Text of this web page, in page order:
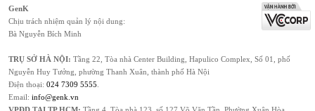
GenK
Chịu trách nhiệm quản lý nội dung:
Bà Nguyễn Bích Minh
TRỤ SỞ HÀ NỘI: Tầng 22, Tòa nhà Center Building, Hapulico Complex, Số 01, phố
Nguyễn Huy Tưởng, phường Thanh Xuân, thành phố Hà Nội
Điện thoại: 024 7309 5555
Email: info@genk.vn